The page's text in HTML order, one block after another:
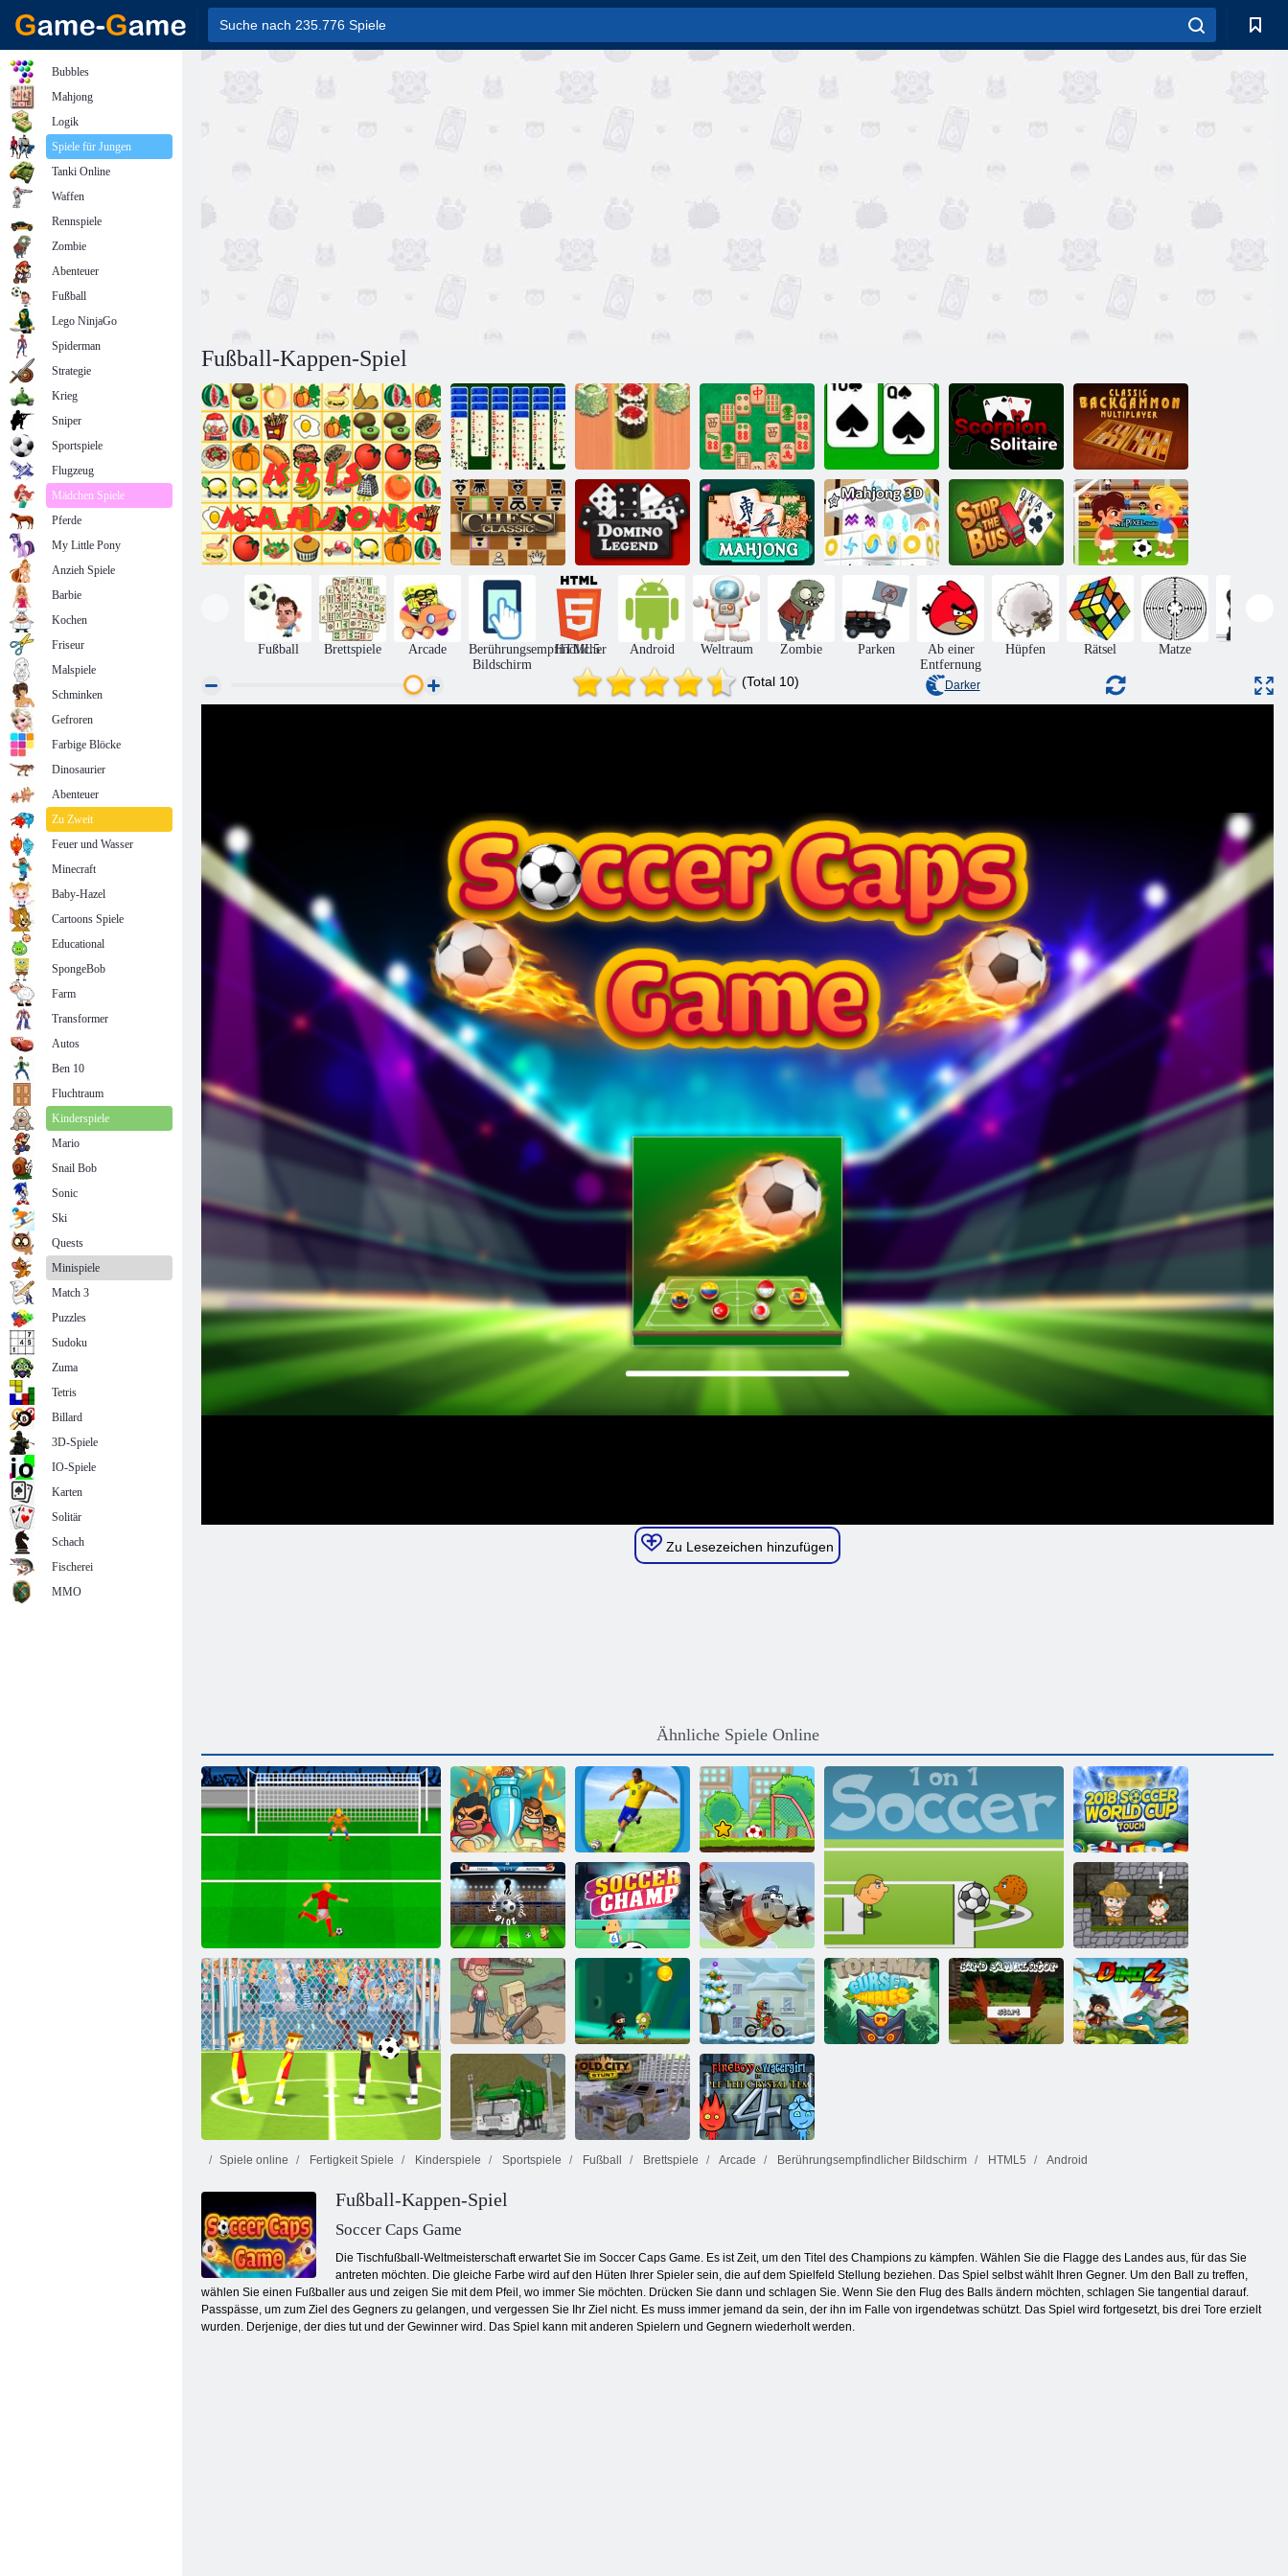
Fußball-Kappen-Spiel
Spider Solitär 2
Sushi
Backgammon
Mahjongg
Master 2
Klassisches
Solitär
Skorpion
Solitaire
Klassischer
Backgammon
Multiplayer
Schach gegen
Computer
Spiel Domino
Legend
Mahjong Mahjong 3d
Halten Sie den
Bus an
Football
Madness
Fußball Brettspiele Arcade
Berührungsempfindlicher
Bildschirm
HTML5 Android Weltraum Zombie Parken
Ab einer
Entfernung
Hüpfen Rätsel Matze
(Total 10) Darker
Zu Lesezeichen hinzufügen
Ähnliche Spiele Online
Elfmeter Shootout: Euro Cup 2016
Fuß Chinko
Euro 2016
Laufen Fußball
Super
Fußballstar 2
2018 Soccer
World Cup
Touch
Fußballköpfe
2018
Fußball-
Champion
Fußballphysik 2
Heroisch Pilot Inca Abenteuer
Hinterhof-
Helden
Ninja Kid gegen
Zombies
Moto x3M
Winter
LKW-Abfall
Sim
Spiele online Fertigkeit Spiele Kinderspiele Sportspiele Fußball Brettspiele Arcade Berührungsempfindlicher Bildschirm HTML5 Android
Fußball-Kappen-Spiel
Soccer Caps Game
Die Tischfußball-Weltmeisterschaft erwartet Sie im Soccer Caps Game. Es ist Zeit, um den Titel des Champions zu kämpfen. Wählen Sie die Flagge des Landes aus, für das Sie
antreten möchten. Die gleiche Farbe wird auf den Hüten Ihrer Spieler sein, die auf dem Spielfeld Stellung beziehen. Das Spiel selbst wählt Ihren Gegner. Um den Ball zu treffen,
wählen Sie einen Fußballer aus und zeigen Sie mit dem Pfeil, wo immer Sie möchten. Drücken Sie dann und schlagen Sie. Wenn Sie den Flug des Balls ändern möchten, schlagen Sie tangential darauf.
Passpässe, um zum Ziel des Gegners zu gelangen, und vergessen Sie Ihr Ziel nicht. Es muss immer jemand da sein, der ihn im Falle von irgendetwas schützt. Das Spiel wird fortgesetzt, bis drei Tore erzielt
wurden. Derjenige, der dies tut und der Gewinner wird. Das Spiel kann mit anderen Spielern und Gegnern wiederholt werden.
Bubbles
Mahjong
Logik
Spiele für Jungen
Tanki Online
Waffen
Rennspiele
Zombie
Abenteuer
Fußball
Lego NinjaGo
Spiderman
Strategie
Krieg
Sniper
Sportspiele
Flugzeug
Mädchen Spiele
Pferde
My Little Pony
Anzieh Spiele
Barbie
Kochen
Friseur
Malspiele
Schminken
Gefroren
Farbige Blöcke
Dinosaurier
Abenteuer
Zu Zweit
Feuer und Wasser
Minecraft
Baby-Hazel
Cartoons Spiele
Educational
SpongeBob
Farm
Transformer
Autos
Ben 10
Fluchtraum
Kinderspiele
Mario
Snail Bob
Sonic
Ski
Quests
Minispiele
Match 3
Puzzles
Sudoku
Zuma
Tetris
Billard
3D-Spiele
IO-Spiele
Karten
Solitär
Schach
Fischerei
MMO